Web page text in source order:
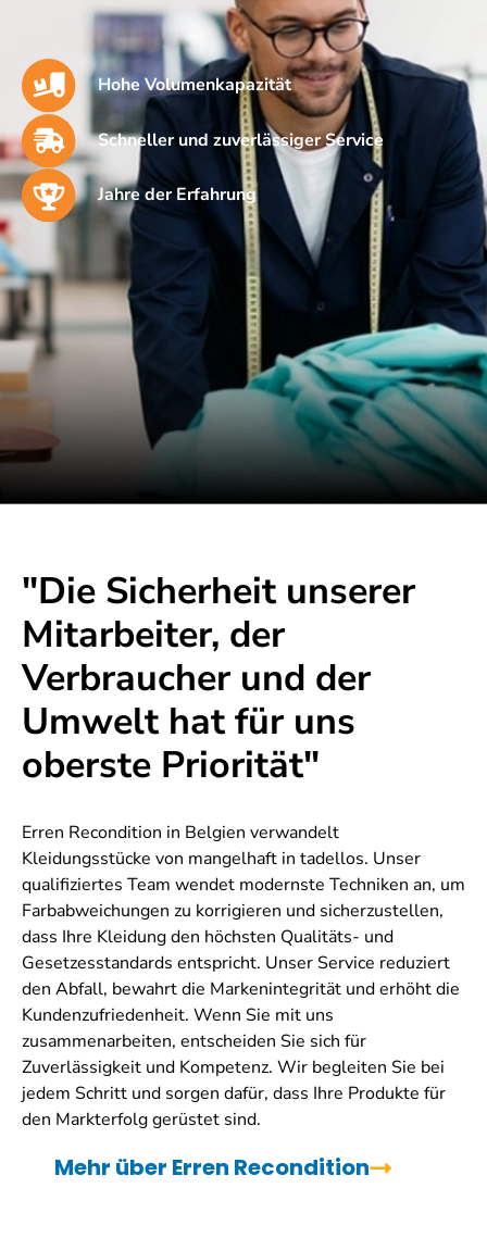
Hohe Volumenkapazität
Schneller und zuverlässiger Service
Jahre der Erfahrung
"Die Sicherheit unserer
Mitarbeiter, der
Verbraucher und der
Umwelt hat für uns
oberste Priorität"
Erren Recondition in Belgien verwandelt
Kleidungsstücke von mangelhaft in tadellos. Unser
qualifiziertes Team wendet modernste Techniken an, um
Farbabweichungen zu korrigieren und sicherzustellen,
dass Ihre Kleidung den höchsten Qualitäts- und
Gesetzesstandards entspricht. Unser Service reduziert
den Abfall, bewahrt die Markenintegrität und erhöht die
Kundenzufriedenheit. Wenn Sie mit uns
zusammenarbeiten, entscheiden Sie sich für
Zuverlässigkeit und Kompetenz. Wir begleiten Sie bei
jedem Schritt und sorgen dafür, dass Ihre Produkte für
den Markterfolg gerüstet sind.
Mehr über Erren Recondition